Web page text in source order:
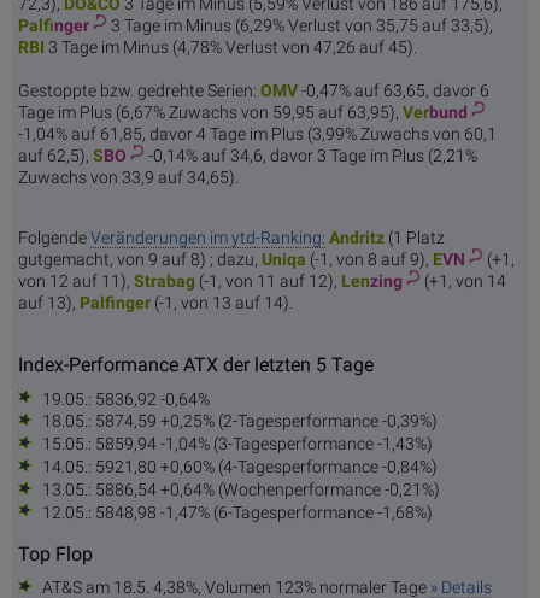
Palfinger
3 Tage im Minus (6,29% Verlust von 35,75 auf 33,5),
RBI 3 Tage im Minus (4,78% Verlust von 47,26 auf 45).
Gestoppte bzw. gedrehte Serien: OMV-0,47% auf 63,65, davor 6
Tage im Plus (6,67% Zuwachs von 59,95 auf 63,95), Verbund
-1,04% auf 61,85, davor 4 Tage im Plus (3,99% Zuwachs von 60,1
auf 62,5), SBO
-0,14% auf 34,6, davor 3 Tage im Plus (2,21%
Zuwachs von 33,9 auf 34,65).
FolgendeVeränderungen im ytd-Ranking: Andritz (1 Platz
gutgemacht, von 9 auf 8) ; dazu, Uniqa (-1, von 8 auf 9), EVN
(+1,
von 12 auf 11), Strabag (-1, von 11 auf 12), Lenzing
(+1, von 14
auf 13), Palfinger (-1, von 13 auf 14).
Index-Performance ATX der letzten 5 Tage
19.05.: 5836,92 -0,64%
18.05.: 5874,59 +0,25% (2-Tagesperformance -0,39%)
15.05.: 5859,94 -1,04% (3-Tagesperformance -1,43%)
14.05.: 5921,80 +0,60% (4-Tagesperformance -0,84%)
13.05.: 5886,54 +0,64% (Wochenperformance -0,21%)
12.05.: 5848,98 -1,47% (6-Tagesperformance -1,68%)
Top Flop
AT&S am 18.5. 4,38%, Volumen 123% normaler Tage » Details